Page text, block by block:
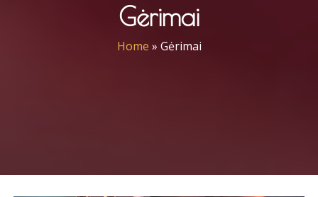
Gėrimai
Home » Gėrimai